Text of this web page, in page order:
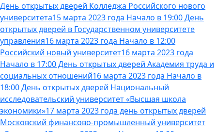
День открытых дверей Колледжа Российского нового
университета15 марта 2023 года Начало в 19:00 День
открытых дверей в Государственном университете
управления16 марта 2023 года Начало в 12:00
Российский новый университет16 марта 2023 года
Начало в 17:00 День открытых дверей Академия труда и
социальных отношений16 марта 2023 года Начало в
18:00 День открытых дверей Национальный
исследовательский университет «Высшая школа
экономики»17 марта 2023 года день открытых дверей
Московский финансово-промышленный университет